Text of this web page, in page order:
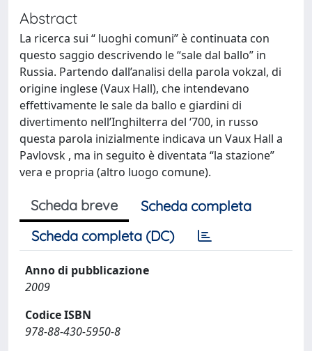
Abstract
La ricerca sui “ luoghi comuni” è continuata con
questo saggio descrivendo le “sale dal ballo” in
Russia. Partendo dall’analisi della parola vokzal, di
origine inglese (Vaux Hall), che intendevano
effettivamente le sale da ballo e giardini di
divertimento nell’Inghilterra del ‘700, in russo
questa parola inizialmente indicava un Vaux Hall a
Pavlovsk , ma in seguito è diventata “la stazione”
vera e propria (altro luogo comune).
Scheda breve
Scheda completa
Scheda completa (DC)
Anno di pubblicazione
2009
Codice ISBN
978-88-430-5950-8